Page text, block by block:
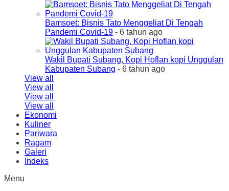
Bamsoet: Bisnis Tato Menggeliat Di Tengah
Pandemi Covid-19 - 6 tahun ago
Wakil Bupati Subang, Kopi Hoflan kopi Unggulan
Kabupaten Subang - 6 tahun ago
View all
View all
View all
View all
Ekonomi
Kuliner
Pariwara
Ragam
Galeri
Indeks
Menu